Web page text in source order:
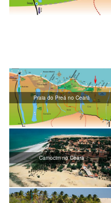
Praia do Preá no Ceará
Camocim no Ceará